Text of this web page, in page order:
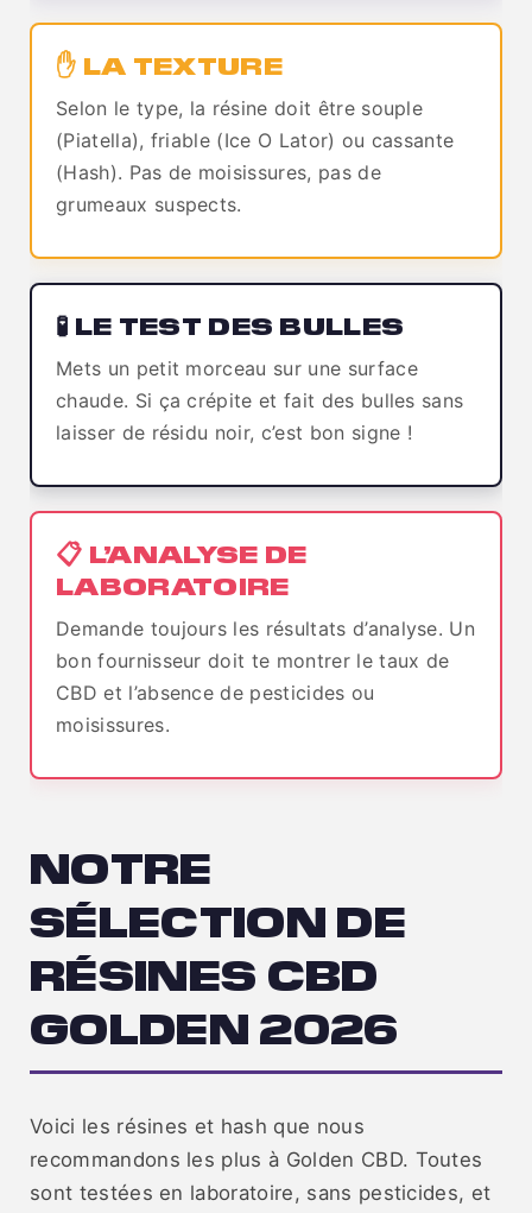
✋ LA TEXTURE
Selon le type, la résine doit être souple
(Piatella), friable (Ice O Lator) ou cassante
(Hash). Pas de moisissures, pas de
grumeaux suspects.
🧪 LE TEST DES BULLES
Mets un petit morceau sur une surface
chaude. Si ça crépite et fait des bulles sans
laisser de résidu noir, c’est bon signe !
📋 L’ANALYSE DE
LABORATOIRE
Demande toujours les résultats d’analyse. Un
bon fournisseur doit te montrer le taux de
CBD et l’absence de pesticides ou
moisissures.
NOTRE
SÉLECTION DE
RÉSINES CBD
GOLDEN 2026
Voici les résines et hash que nous
recommandons les plus à Golden CBD. Toutes
sont testées en laboratoire, sans pesticides, et